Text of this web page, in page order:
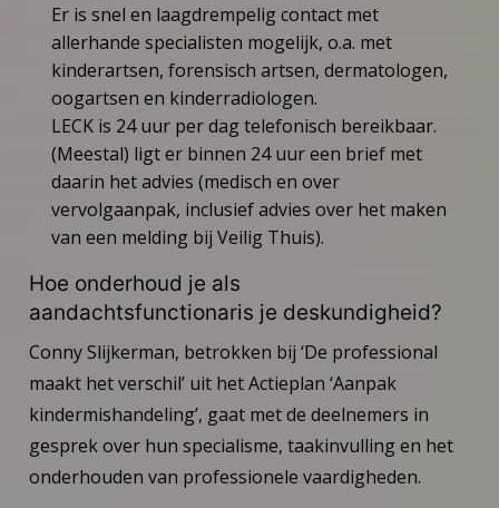
Er is snel en laagdrempelig contact met
allerhande specialisten mogelijk, o.a. met
kinderartsen, forensisch artsen, dermatologen,
oogartsen en kinderradiologen.
LECK is 24 uur per dag telefonisch bereikbaar.
(Meestal) ligt er binnen 24 uur een brief met
daarin het advies (medisch en over
vervolgaanpak, inclusief advies over het maken
van een melding bij Veilig Thuis).
Hoe onderhoud je als
aandachtsfunctionaris je deskundigheid?
Conny Slijkerman, betrokken bij ‘De professional
maakt het verschil’ uit het Actieplan ‘Aanpak
kindermishandeling’, gaat met de deelnemers in
gesprek over hun specialisme, taakinvulling en het
onderhouden van professionele vaardigheden.